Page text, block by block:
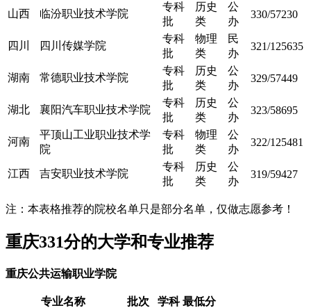
山西 临汾职业技术学院
专科
批
历史
类
公
办
330/57230
四川 四川传媒学院
专科
批
物理
类
民
办
321/125635
湖南 常德职业技术学院
专科
批
历史
类
公
办
329/57449
湖北 襄阳汽车职业技术学院
专科
批
历史
类
公
办
323/58695
河南
平顶山工业职业技术学
院
专科
批
物理
类
公
办
322/125481
江西 吉安职业技术学院
专科
批
历史
类
公
办
319/59427
注：本表格推荐的院校名单只是部分名单，仅做志愿参考！
重庆331分的大学和专业推荐
重庆公共运输职业学院
专业名称 批次 学科 最低分